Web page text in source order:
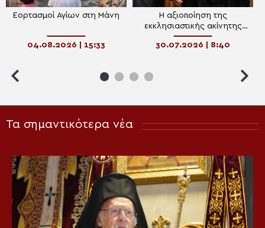
Εορτασμοί Αγίων στη Μάνη
04.08.2026 | 15:33
Η αξιοποίηση της
εκκλησιαστικής ακίνητης
περιουσίας στο “μενού” του
δείπνου Μητσοτάκη-
30.07.2026 | 8:40
Τα σημαντικότερα νέα